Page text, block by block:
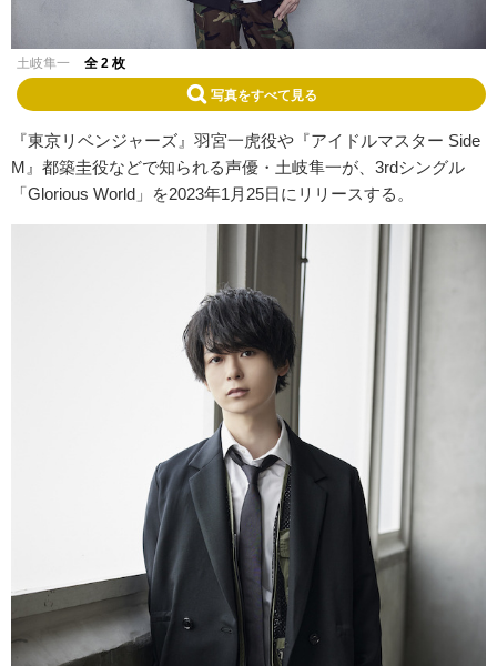
土岐隼一 全 2 枚
写真をすべて見る
『東京リベンジャーズ』羽宮一虎役や『アイドルマスター Side
M』都築圭役などで知られる声優・土岐隼一が、3rdシングル
「Glorious World」を2023年1月25日にリリースする。